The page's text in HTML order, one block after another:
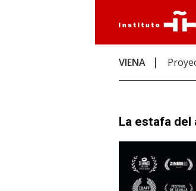
VIENA
La estafa del